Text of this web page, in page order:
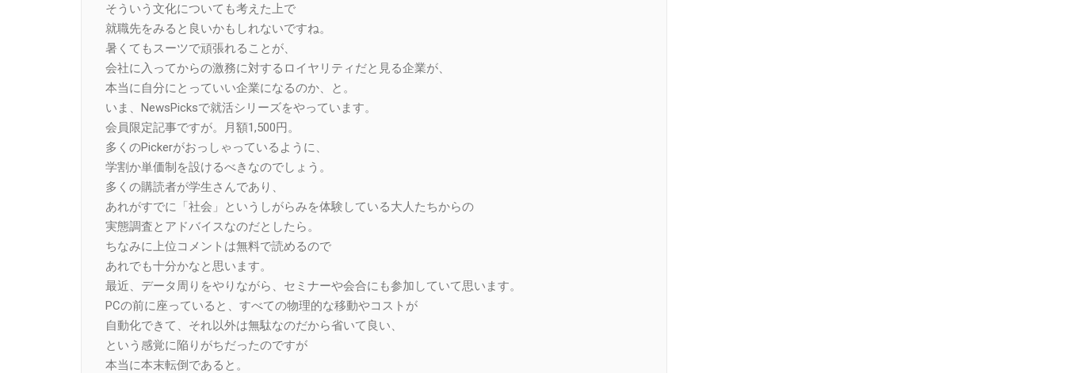
そういう文化についても考えた上で
就職先をみると良いかもしれないですね。
暑くてもスーツで頑張れることが、
会社に入ってからの激務に対するロイヤリティだと見る企業が、
本当に自分にとっていい企業になるのか、と。
いま、NewsPicksで就活シリーズをやっています。
会員限定記事ですが。月額1,500円。
多くのPickerがおっしゃっているように、
学割か単価制を設けるべきなのでしょう。
多くの購読者が学生さんであり、
あれがすでに「社会」というしがらみを体験している大人たちからの
実態調査とアドバイスなのだとしたら。
ちなみに上位コメントは無料で読めるので
あれでも十分かなと思います。
最近、データ周りをやりながら、セミナーや会合にも参加していて思います。
PCの前に座っていると、すべての物理的な移動やコストが
自動化できて、それ以外は無駄なのだから省いて良い、
という感覚に陥りがちだったのですが
本当に本末転倒であると。